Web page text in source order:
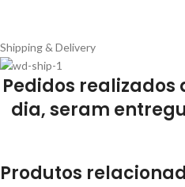
Shipping & Delivery
Pedidos
dia, seram
Produtos